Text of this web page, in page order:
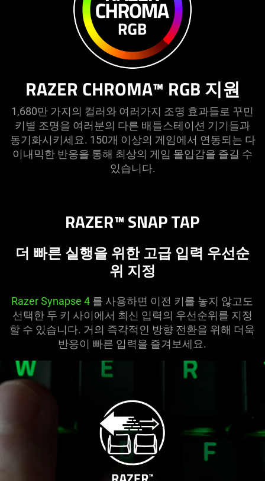
RAZER CHROMA™ RGB 지원
1,680만 가지의 컬러와 여러가지 조명 효과들로 꾸민
키별 조명을 여러분의 다른 배틀스테이션 기기들과
동기화시키세요. 150개 이상의 게임에서 연동되는 다
이내믹한 반응을 통해 최상의 게임 몰입감을 즐길 수
있습니다.
RAZER™ SNAP TAP
더 빠른 실행을 위한 고급 입력 우선순
위 지정
Razer Synapse 4 를 사용하면 이전 키를 놓지 않고도
선택한 두 키 사이에서 최신 입력의 우선순위를 지정
할 수 있습니다. 거의 즉각적인 방향 전환을 위해 더욱
반응이 빠른 입력을 즐겨보세요.